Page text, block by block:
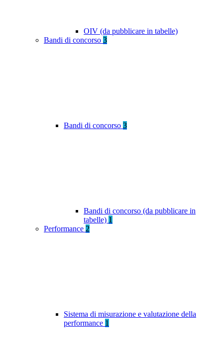
OIV (da pubblicare in tabelle)
Bandi di concorso 3
Bandi di concorso 3
Bandi di concorso (da pubblicare in
tabelle) 1
Performance 2
Sistema di misurazione e valutazione della
performance 1